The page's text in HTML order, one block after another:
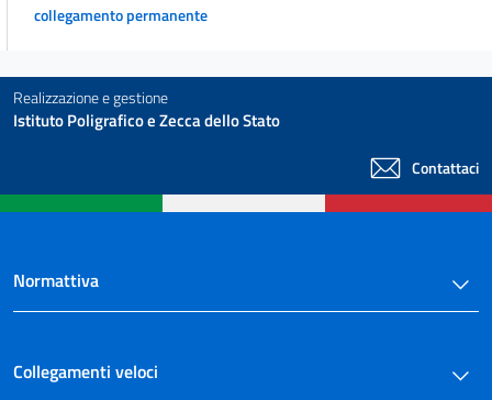
collegamento permanente
Realizzazione e gestione
Istituto Poligrafico e Zecca dello Stato
Contattaci
Normattiva
Collegamenti veloci